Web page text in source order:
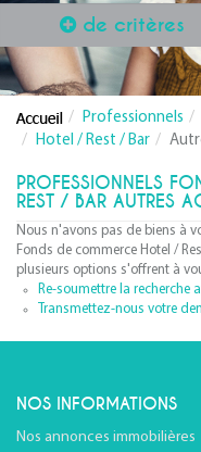
de critères
Professionnels
Hotel / Rest / Bar
PROFESSIONNELS
REST / BAR AUTRES
Nous n'avons pas de biens à
Fonds de commerce Hotel /
plusieurs options s'offrent à
Re-soumettre la recherche
Transmettez-nous votre
NOS INFORMATIONS
Nos annonces immobilières